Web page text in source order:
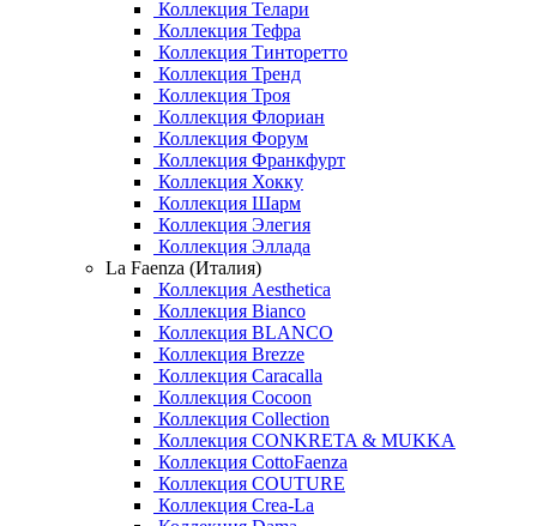
Коллекция Телари
Коллекция Тефра
Коллекция Тинторетто
Коллекция Тренд
Коллекция Троя
Коллекция Флориан
Коллекция Форум
Коллекция Франкфурт
Коллекция Хокку
Коллекция Шарм
Коллекция Элегия
Коллекция Эллада
La Faenza (Италия)
Коллекция Aesthetica
Коллекция Bianco
Коллекция BLANCO
Коллекция Brezze
Коллекция Caracalla
Коллекция Cocoon
Коллекция Collection
Коллекция CONKRETA & MUKKA
Коллекция CottoFaenza
Коллекция COUTURE
Коллекция Crea-La